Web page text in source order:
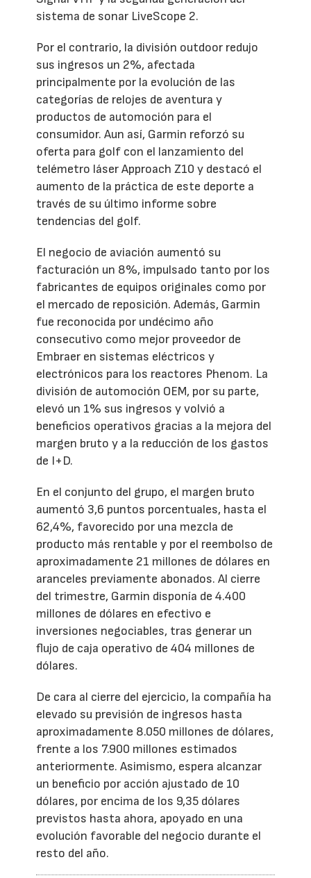
sistema de sonar LiveScope 2.
Por el contrario, la división outdoor redujo
sus ingresos un 2%, afectada
principalmente por la evolución de las
categorías de relojes de aventura y
productos de automoción para el
consumidor. Aun así, Garmin reforzó su
oferta para golf con el lanzamiento del
telémetro láser Approach Z10 y destacó el
aumento de la práctica de este deporte a
través de su último informe sobre
tendencias del golf.
El negocio de aviación aumentó su
facturación un 8%, impulsado tanto por los
fabricantes de equipos originales como por
el mercado de reposición. Además, Garmin
fue reconocida por undécimo año
consecutivo como mejor proveedor de
Embraer en sistemas eléctricos y
electrónicos para los reactores Phenom. La
división de automoción OEM, por su parte,
elevó un 1% sus ingresos y volvió a
beneficios operativos gracias a la mejora del
margen bruto y a la reducción de los gastos
de I+D.
En el conjunto del grupo, el margen bruto
aumentó 3,6 puntos porcentuales, hasta el
62,4%, favorecido por una mezcla de
producto más rentable y por el reembolso de
aproximadamente 21 millones de dólares en
aranceles previamente abonados. Al cierre
del trimestre, Garmin disponía de 4.400
millones de dólares en efectivo e
inversiones negociables, tras generar un
flujo de caja operativo de 404 millones de
dólares.
De cara al cierre del ejercicio, la compañía ha
elevado su previsión de ingresos hasta
aproximadamente 8.050 millones de dólares,
frente a los 7.900 millones estimados
anteriormente. Asimismo, espera alcanzar
un beneficio por acción ajustado de 10
dólares, por encima de los 9,35 dólares
previstos hasta ahora, apoyado en una
evolución favorable del negocio durante el
resto del año.